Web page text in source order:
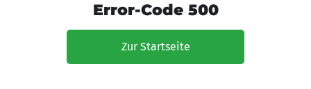
Error-Code 500
Zur Startseite